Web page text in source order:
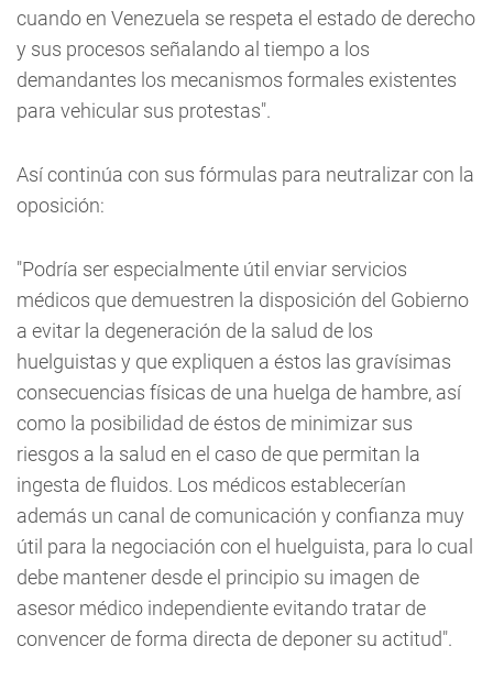
cuando en Venezuela se respeta el estado de derecho
y sus procesos señalando al tiempo a los
demandantes los mecanismos formales existentes
para vehicular sus protestas".
Así continúa con sus fórmulas para neutralizar con la
oposición:
"Podría ser especialmente útil enviar servicios
médicos que demuestren la disposición del Gobierno
a evitar la degeneración de la salud de los
huelguistas y que expliquen a éstos las gravísimas
consecuencias físicas de una huelga de hambre, así
como la posibilidad de éstos de minimizar sus
riesgos a la salud en el caso de que permitan la
ingesta de fluidos. Los médicos establecerían
además un canal de comunicación y confianza muy
útil para la negociación con el huelguista, para lo cual
debe mantener desde el principio su imagen de
asesor médico independiente evitando tratar de
convencer de forma directa de deponer su actitud".